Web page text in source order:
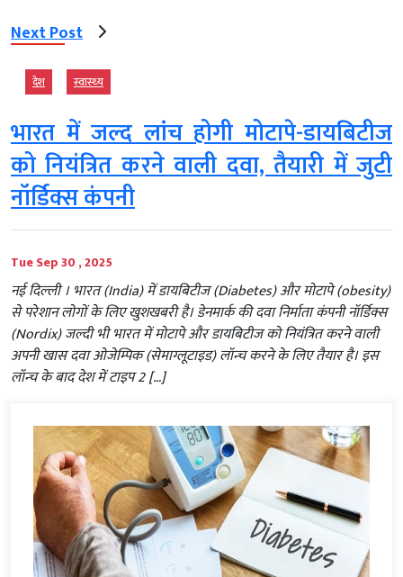
Next Post
देश स्‍वास्‍थ्‍य
भारत में जल्‍द लांच होगी मोटापे-डायबिटीज
को नियंत्रित करने वाली दवा, तैयारी में जुटी
नॉर्डिक्स कंपनी
Tue Sep 30 , 2025
नई दिल्‍ली । भारत (India) में डायबिटीज (Diabetes) और मोटापे (obesity)
से परेशान लोगों के लिए खुशखबरी है। डेनमार्क की दवा निर्माता कंपनी नॉर्डिक्स
(Nordix) जल्दी भी भारत में मोटापे और डायबिटीज को नियंत्रित करने वाली
अपनी खास दवा ओजेम्पिक (सेमाग्लूटाइड) लॉन्च करने के लिए तैयार है। इस
लॉन्च के बाद देश में टाइप 2 […]